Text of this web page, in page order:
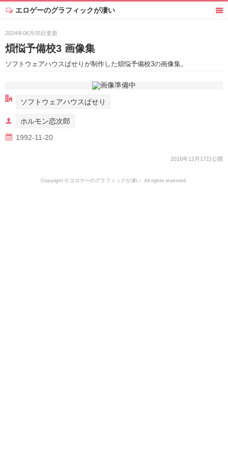
エロゲーのグラフィックが凄い
2024年06月05日更新
煩悩予備校3 画像集
ソフトウェアハウスぱせりが制作した煩悩予備校3の画像集。
ソフトウェアハウスぱせり
ホルモン恋次郎
1992-11-20
2016年12月17日公開
Copyright © エロゲーのグラフィックが凄い. All rights reserved.